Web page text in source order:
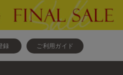
録 ご利用ガイド